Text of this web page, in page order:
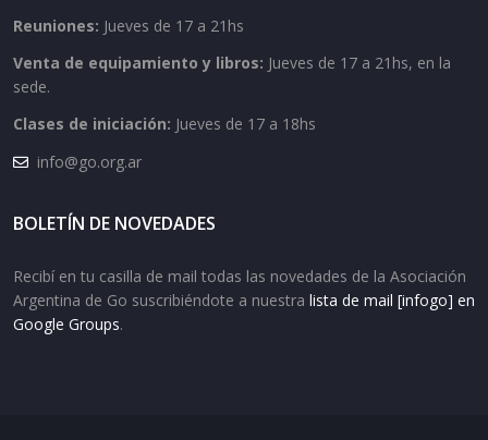
Reuniones: Jueves de 17 a 21hs
Venta de equipamiento y libros: Jueves de 17 a 21hs, en la
sede.
Clases de iniciación: Jueves de 17 a 18hs
info@go.org.ar
BOLETÍN DE NOVEDADES
Recibí en tu casilla de mail todas las novedades de la Asociación
Argentina de Go suscribiéndote a nuestra lista de mail [infogo] en
Google Groups.